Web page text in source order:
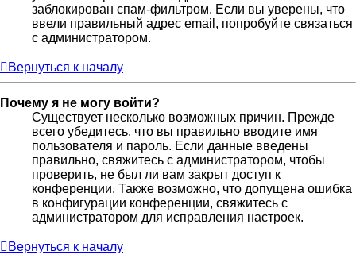
заблокирован спам-фильтром. Если вы уверены, что
ввели правильный адрес email, попробуйте связаться
с администратором.
Вернуться к началу
Почему я не могу войти?
Существует несколько возможных причин. Прежде
всего убедитесь, что вы правильно вводите имя
пользователя и пароль. Если данные введены
правильно, свяжитесь с администратором, чтобы
проверить, не был ли вам закрыт доступ к
конференции. Также возможно, что допущена ошибка
в конфигурации конференции, свяжитесь с
администратором для исправления настроек.
Вернуться к началу